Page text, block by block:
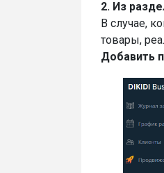
2. Из
В случае,
товары,
Добавить